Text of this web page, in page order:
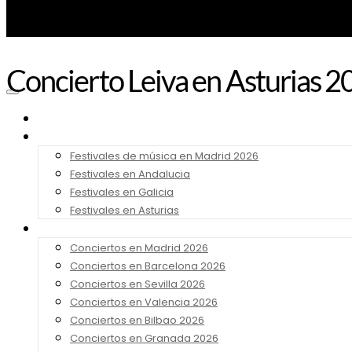
Festivales de música en Madrid 2026
Festivales en Andalucia
Festivales en Galicia
Festivales en Asturias
Conciertos en Madrid 2026
Conciertos en Barcelona 2026
Conciertos en Sevilla 2026
Conciertos en Valencia 2026
Conciertos en Bilbao 2026
Conciertos en Granada 2026
Concierto Leiva en Asturias